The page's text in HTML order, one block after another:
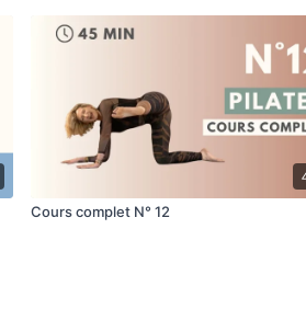
Cours complet N° 12